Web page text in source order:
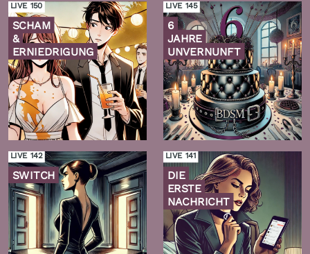
LIVE 150
SCHAM
&
ERNIEDRIGUNG
Zur
Folge
LIVE 145
6
JAHRE
UNVERNUNFT
Zur
Folge
LIVE 142
SWITCH
LIVE 141
DIE
ERSTE
NACHRICHT